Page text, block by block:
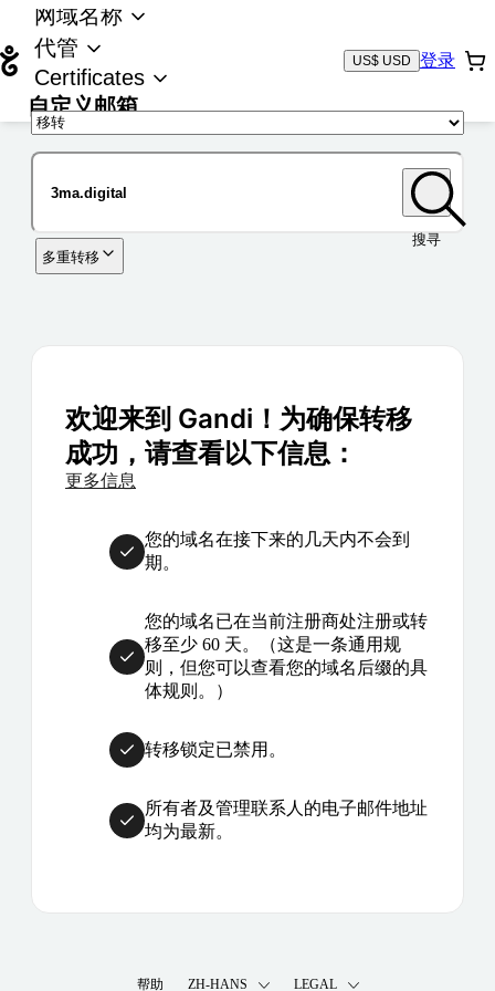
网域名称
代管
Certificates
自定义邮箱
US$ USD 登录
搜寻
多重转移
欢迎来到 Gandi！为确保转移
成功，请查看以下信息：
更多信息
您的域名在接下来的几天内不会到
期。
您的域名已在当前注册商处注册或转
移至少 60 天。（这是一条通用规
则，但您可以查看您的域名后缀的具
体规则。）
转移锁定已禁用。
所有者及管理联系人的电子邮件地址
均为最新。
帮助 ZH-HANS LEGAL